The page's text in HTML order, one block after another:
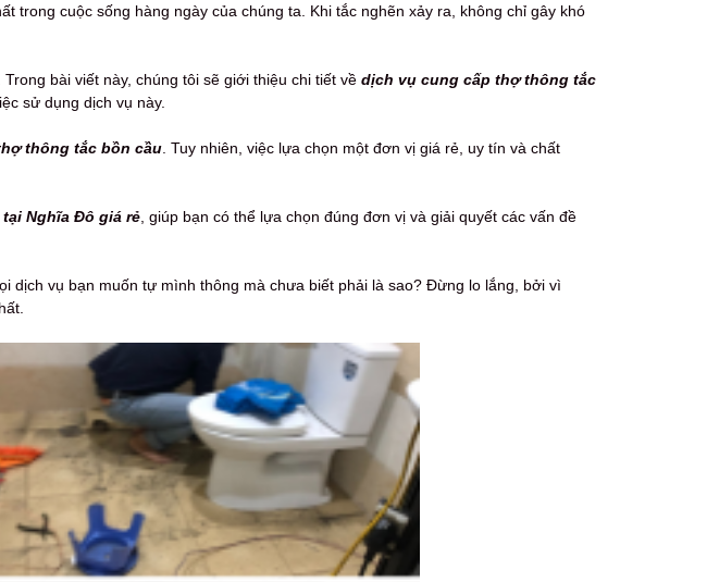
trong cuộc sống hàng ngày của chúng ta. Khi tắc nghẽn xảy ra, không chỉ gây khó
bài viết này, chúng tôi sẽ giới thiệu chi tiết về dịch vụ cung cấp thợ thông tắc
sử dụng dịch vụ này.
thông tắc bồn cầu . Tuy nhiên, việc lựa chọn một đơn vị giá rẻ, uy tín và chất
Nghĩa Đô giá rẻ , giúp bạn có thể lựa chọn đúng đơn vị và giải quyết các vấn đề
dịch vụ bạn muốn tự mình thông mà chưa biết phải là sao? Đừng lo lắng, bởi vì